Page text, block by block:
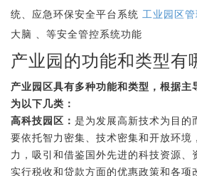
统、应急环保安全平台系统 工业园区
大脑 、等安全管控系统功能
产业园的功能和类型有
产业园区具有多种功能和类型，根据主
为以下几类：
高科技园区： 是为发展高新技术为目的
要依托智力密集、技术密集和开放环境
力，吸引和借鉴国外先进的科技资源、
实行税收和贷款方面的优惠政策和各项